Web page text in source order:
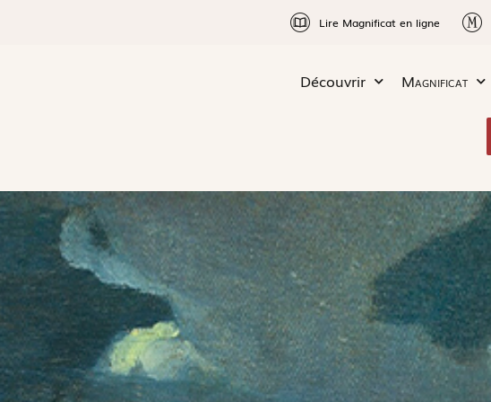
Lire Magnificat en ligne
Découvrir Magnificat